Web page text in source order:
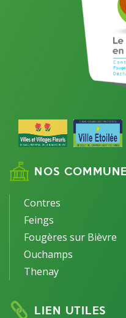
NOS
Contres
Feings
Fougères sur Bièvre
Ouchamps
Thenay
LIEN UTILES